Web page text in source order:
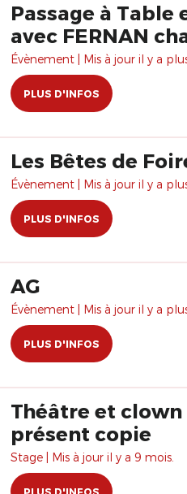
Passage à Table
avec FERNAN
Évènement | Mis à jour il y a
PLUS D'INFOS
Les Bêtes de
Évènement | Mis à jour il y a
PLUS D'INFOS
AG
Évènement | Mis à jour il y a
PLUS D'INFOS
Théâtre et clown
présent copie
Stage | Mis à jour il y a 9 mois.
PLUS D'INFOS